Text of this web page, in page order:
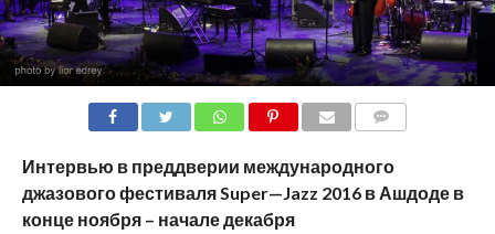
Интервью в преддверии международного
джазового фестиваляSuper—Jazz 2016 в Ашдоде в
конце ноября – начале декабря